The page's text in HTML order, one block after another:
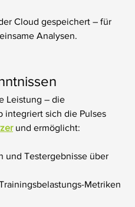
Cloud gespeichert – für
Analysen.
Leistung – die
integriert sich die Pulses
und ermöglicht:
und Testergebnisse über
Metriken